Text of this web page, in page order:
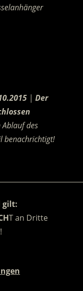
| Der
des
benachrichtigt!
gilt:
T an Dritte